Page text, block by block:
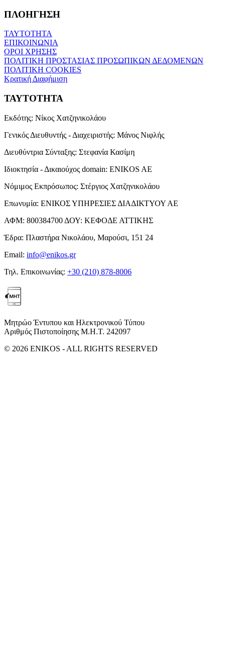
ΠΛΟΗΓΗΣΗ
ΤΑΥΤΟΤΗΤΑ
ΕΠΙΚΟΙΝΩΝΙΑ
ΟΡΟΙ ΧΡΗΣΗΣ
ΠΟΛΙΤΙΚΗ ΠΡΟΣΤΑΣΙΑΣ ΠΡΟΣΩΠΙΚΩΝ ΔΕΔΟΜΕΝΩΝ
ΠΟΛΙΤΙΚΗ COOKIES
Κρατική Διαφήμιση
ΤΑΥΤΟΤΗΤΑ
Εκδότης: Νίκος Χατζηνικολάου
Γενικός Διευθυντής - Διαχειριστής: Μάνος Νιφλής
Διευθύντρια Σύνταξης: Στεφανία Κασίμη
Ιδιοκτησία - Δικαιούχος domain: ENIKOS AE
Νόμιμος Εκπρόσωπος: Στέργιος Χατζηνικολάου
Επωνυμία: ΕΝΙΚΟΣ ΥΠΗΡΕΣΙΕΣ ΔΙΑΔΙΚΤΥΟΥ ΑΕ
ΑΦΜ: 800384700 ΔΟΥ: ΚΕΦΟΔΕ ΑΤΤΙΚΗΣ
Έδρα: Πλαστήρα Νικολάου, Μαρούσι, 151 24
Email: info@enikos.gr
Τηλ. Επικοινωνίας: +30 (210) 878-8006
Μητρώο Έντυπου και Ηλεκτρονικού Τύπου
Αριθμός Πιστοποίησης Μ.Η.Τ. 242097
© 2026 ENIKOS - ALL RIGHTS RESERVED